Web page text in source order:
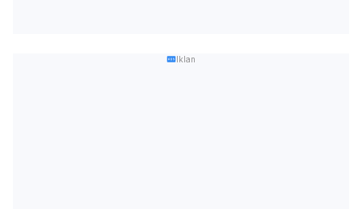
Iklan